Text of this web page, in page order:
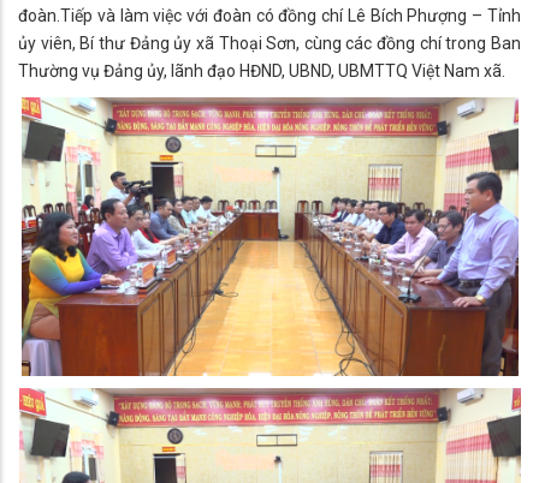
đoàn.Tiếp và làm việc với đoàn có đồng chí Lê Bích Phượng – Tỉnh
ủy viên, Bí thư Đảng ủy xã Thoại Sơn, cùng các đồng chí trong Ban
Thường vụ Đảng ủy, lãnh đạo HĐND, UBND, UBMTTQ Việt Nam xã.